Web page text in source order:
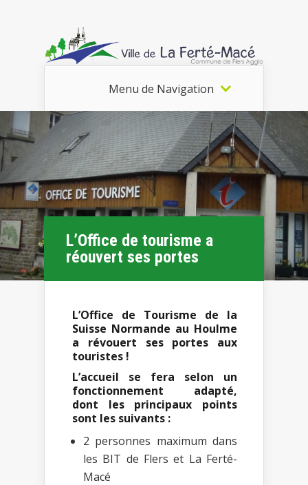
Menu de Navigation
L’Office de tourisme a
réouvert ses portes
L’Office de Tourisme de la
Suisse Normande au Houlme
a révouert ses portes aux
touristes !
L’accueil se fera selon un
fonctionnement adapté,
dont les principaux points
sont les suivants :
2 personnes maximum dans
les BIT de Flers et La Ferté-
Macé